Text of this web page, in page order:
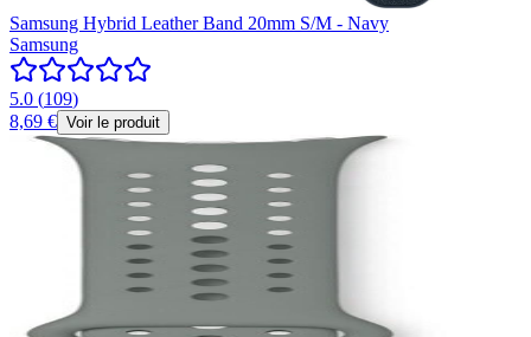
Samsung Hybrid Leather Band 20mm S/M - Navy
Samsung
5.0 (109)
8,69 € Voir le produit